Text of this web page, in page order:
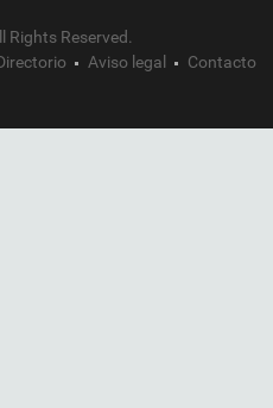
Rights Reserved.
Aviso legal Contacto